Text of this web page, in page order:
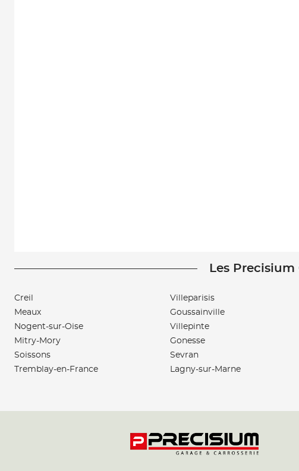
Les
Creil
Meaux
Nogent-sur-Oise
Mitry-Mory
Soissons
Tremblay-en-France
Villeparisis
Goussainville
Villepinte
Gonesse
Sevran
Lagny-sur-Marne